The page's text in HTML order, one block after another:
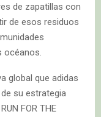
de zapatillas con
de esos residuos
global que adidas
su estrategia
FOR THE